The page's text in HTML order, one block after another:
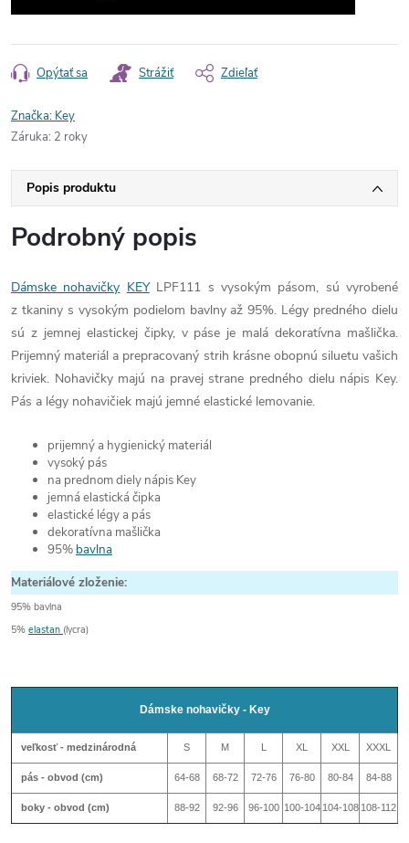
Opýtať sa Strážiť Zdieľať
Značka: Key
Záruka: 2 roky
Popis produktu
Podrobný popis
Dámske nohavičky KEYLPF111 s vysokým pásom, sú vyrobené
z tkaniny s vysokým podielom bavlny až 95%. Légy predného dielu
sú z jemnej elastickej čipky, v páse je malá dekoratívna mašlička.
Prijemný materiál a prepracovaný strih krásne obopnú siluetu vašich
kriviek. Nohavičky majú na pravej strane predného dielu nápis Key.
Pás a légy nohavičiek majú jemné elastické lemovanie.
prijemný a hygienický materiál
vysoký pás
na prednom diely nápis Key
jemná elastická čipka
elastické légy a pás
dekoratívna mašlička
95% bavlna
Materiálové zloženie:
95% bavlna
5% elastan (lycra)
Dámske nohavičky - Key
veľkosť - medzinárodná S M L XL XXL XXXL
pás - obvod (cm) 64-68 68-72 72-76 76-80 80-84 84-88
boky - obvod (cm) 88-92 92-96 96-100 100-104 104-108 108-112